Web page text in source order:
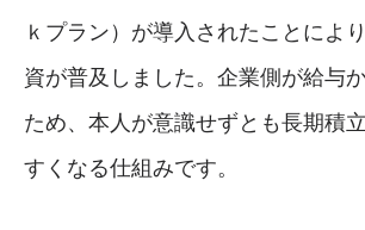
ｋプラン）が導入されたことによ
資が普及しました。企業側が給与
ため、本人が意識せずとも長期積
すくなる仕組みです。